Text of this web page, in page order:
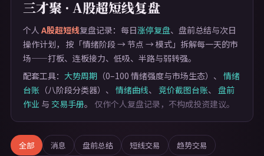
三才聚 · A股超短线复盘
个人 A股超短线复盘记录：每日涨停复盘、盘前总结与次日
操作计划， 按「情绪阶段 → 节点 → 模式」拆解每一天的市
场——打板、连板接力、低吸、半路与弱转强。
配套工具： 大势周期 （0–100 情绪强度与市场生态）、 情绪
台账 （八阶段分类器）、 情绪曲线、 竞价截图台账、 盘前
作业 与 交易手册。 仅作个人复盘记录，不构成投资建议。
全部 消息 盘前总结 短线交易
趋势交易